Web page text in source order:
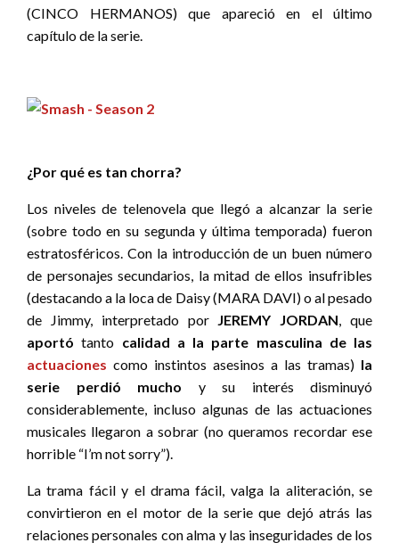
(CINCO HERMANOS) que apareció en el último
capítulo de la serie.
¿Por qué es tan chorra?
Los niveles de telenovela que llegó a alcanzar la serie
(sobre todo en su segunda y última temporada) fueron
estratosféricos. Con la introducción de un buen número
de personajes secundarios, la mitad de ellos insufribles
(destacando a la loca de Daisy (MARA DAVI) o al pesado
de Jimmy, interpretado por JEREMY JORDAN, que
aportó tanto calidad a la parte masculina de las
actuaciones como instintos asesinos a las tramas) la
serie perdió mucho y su interés disminuyó
considerablemente, incluso algunas de las actuaciones
musicales llegaron a sobrar (no queramos recordar ese
horrible “I’m not sorry”).
La trama fácil y el drama fácil, valga la aliteración, se
convirtieron en el motor de la serie que dejó atrás las
relaciones personales con alma y las inseguridades de los